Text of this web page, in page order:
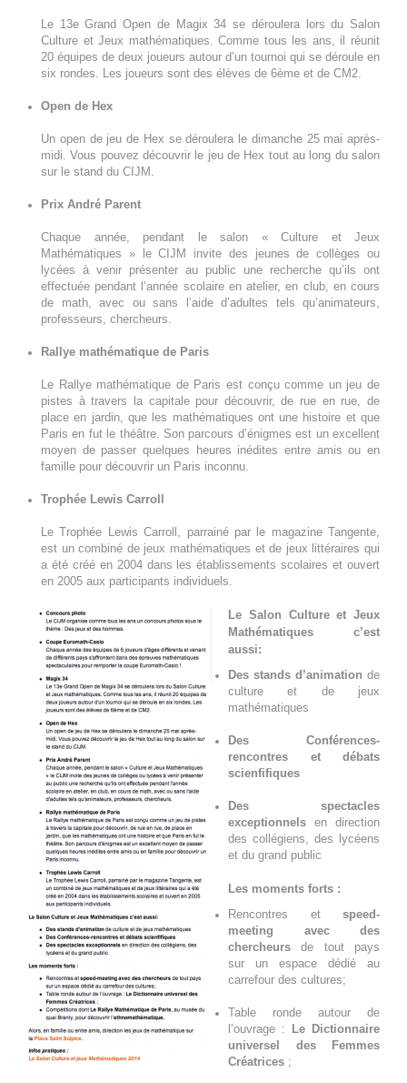
Le 13e Grand Open de Magix 34 se déroulera lors du Salon
Culture et Jeux mathématiques. Comme tous les ans, il réunit
20 équipes de deux joueurs autour d’un tournoi qui se déroule en
six rondes. Les joueurs sont des élèves de 6ème et de CM2.
Open de Hex
Un open de jeu de Hex se déroulera le dimanche 25 mai après-
midi. Vous pouvez découvrir le jeu de Hex tout au long du salon
sur le stand du CIJM.
Prix André Parent
Chaque année, pendant le salon « Culture et Jeux
Mathématiques » le CIJM invite des jeunes de collèges ou
lycées à venir présenter au public une recherche qu’ils ont
effectuée pendant l’année scolaire en atelier, en club, en cours
de math, avec ou sans l’aide d’adultes tels qu’animateurs,
professeurs, chercheurs.
Rallye mathématique de Paris
Le Rallye mathématique de Paris est conçu comme un jeu de
pistes à travers la capitale pour découvrir, de rue en rue, de
place en jardin, que les mathématiques ont une histoire et que
Paris en fut le théâtre. Son parcours d’énigmes est un excellent
moyen de passer quelques heures inédites entre amis ou en
famille pour découvrir un Paris inconnu.
Trophée Lewis Carroll
Le Trophée Lewis Carroll, parrainé par le magazine Tangente,
est un combiné de jeux mathématiques et de jeux littéraires qui
a été créé en 2004 dans les établissements scolaires et ouvert
en 2005 aux participants individuels.
Le Salon Culture et Jeux
Mathématiques
c’est
aussi:
Des stands d’animation de
culture et de jeux
mathématiques
Des Conférences-
rencontres et débats
scienfifiques
Des spectacles
exceptionnelsen direction
des collégiens, des lycéens
et du grand public
Les moments forts :
Rencontres et speed-
meeting avec des
chercheurs de tout pays
sur un espace dédié au
carrefour des cultures;
Table ronde autour de
l’ouvrage :
Le Dictionnaire
universel des Femmes
Créatrices ;